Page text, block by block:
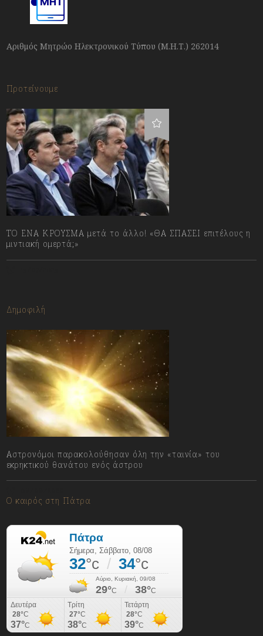
Αριθμός Μητρώο Ηλεκτρονικού Τύπου (Μ.Η.Τ.) 262014
Προτείνουμε
ΤΟ ΕΝΑ ΚΡΟΥΣΜΑ μετά το άλλο! «ΘΑ ΣΠΑΣΕΙ επιτέλους η
μιντιακή ομερτά;»
Δημοφιλή
Αστρονόμοι παρακολούθησαν όλη την «ταινία» του
εκρηκτικού θανάτου ενός άστρου
Ο καιρός στη Πάτρα